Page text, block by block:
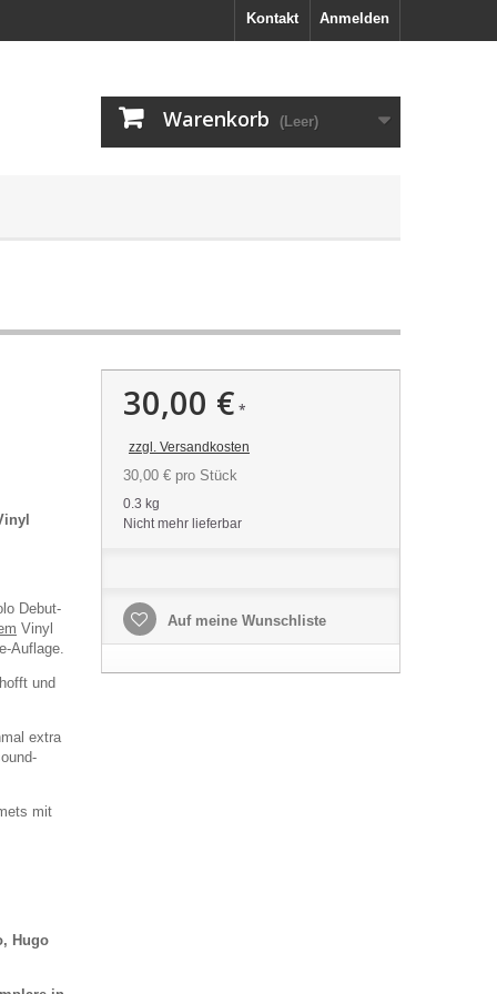
Anmelden
Kontakt
Warenkorb (Leer)
Debut-
Vinyl
Auflage.
und
extra
mit
Hugo
30,00 € *
zzgl. Versandkosten
30,00 €pro Stück
0.3 kg
Nicht mehr lieferbar
Auf meine Wunschliste